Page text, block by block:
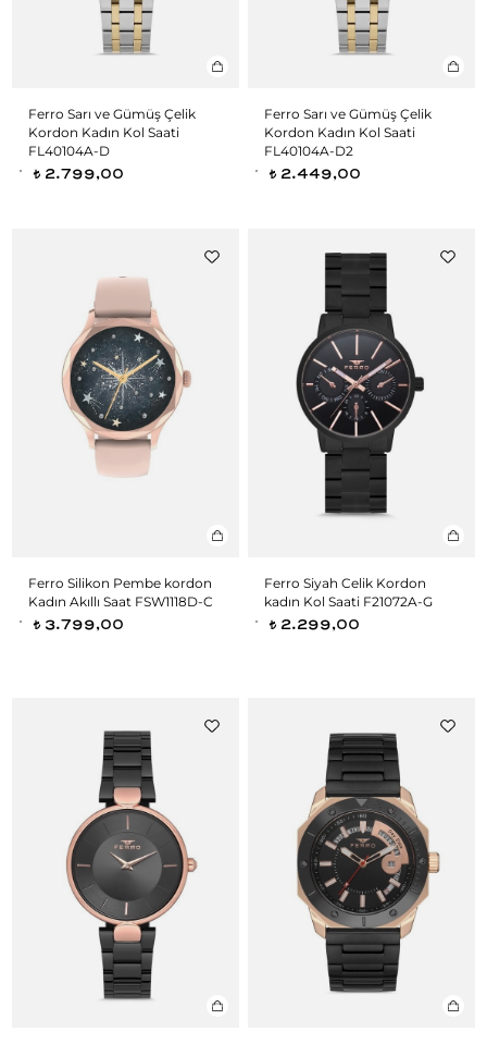
Ferro Sarı ve Gümüş Çelik
Kordon Kadın Kol Saati
FL40104A-D
t 2.799,00
Ferro Sarı ve Gümüş Çelik
Kordon Kadın Kol Saati
FL40104A-D2
t 2.449,00
Ferro Silikon Pembe kordon
Kadın Akıllı Saat FSW1118D-C
t 3.799,00
Ferro Siyah Celik Kordon
kadın Kol Saati F21072A-G
t 2.299,00